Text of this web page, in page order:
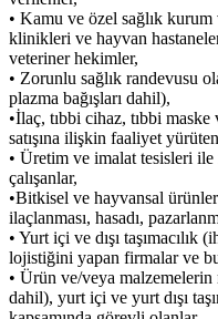
• Kamu ve özel sağlık
klinikleri ve hayvan
veteriner hekimler,
• Zorunlu sağlık randevusu
plazma bağışları dahil),
•İlaç, tıbbi cihaz, tıbbi
satışına ilişkin faaliyet
• Üretim ve imalat tesisleri
çalışanlar,
•Bitkisel ve hayvansal
ilaçlanması, hasadı,
• Yurt içi ve dışı
lojistiğini yapan firmalar ve
• Ürün ve/veya
dahil), yurt içi ve yurt dışı